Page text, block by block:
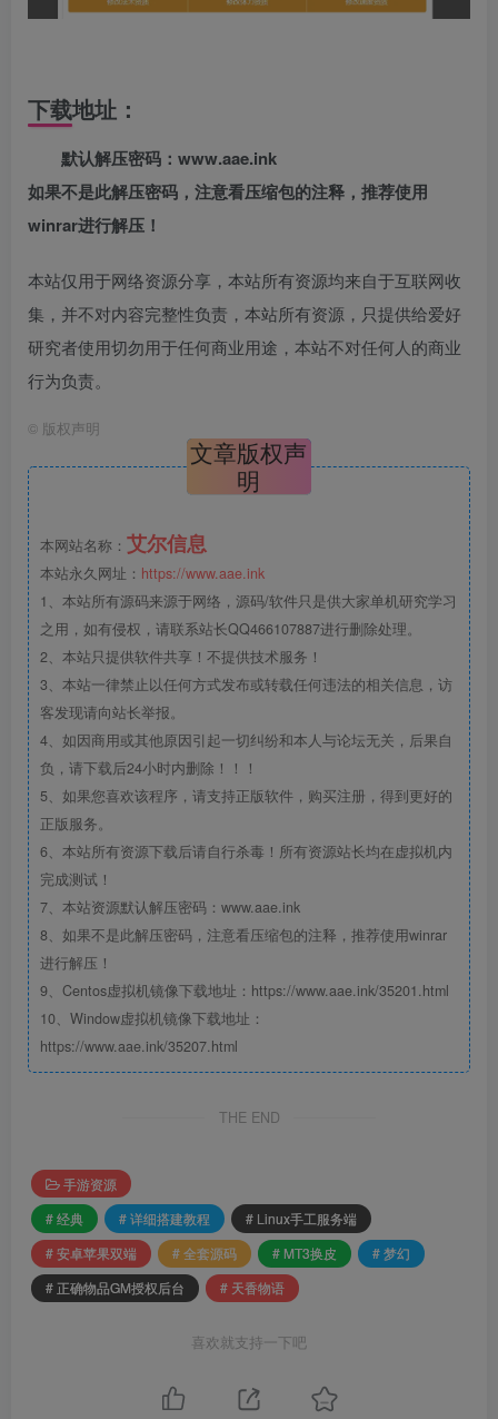
下载地址：
默认解压密码：www.aae.ink
如果不是此解压密码，注意看压缩包的注释，推荐使用
winrar进行解压！
本站仅用于网络资源分享，本站所有资源均来自于互联网收
集，并不对内容完整性负责，本站所有资源，只提供给爱好
研究者使用切勿用于任何商业用途，本站不对任何人的商业
行为负责。
© 版权声明
文章版权声
明
本网站名称： 艾尔信息
本站永久网址： https://www.aae.ink
1、本站所有源码来源于网络，源码/软件只是供大家单机研究学习
之用，如有侵权，请联系站长QQ466107887进行删除处理。
2、本站只提供软件共享！不提供技术服务！
3、本站一律禁止以任何方式发布或转载任何违法的相关信息，访
客发现请向站长举报。
4、如因商用或其他原因引起一切纠纷和本人与论坛无关，后果自
负，请下载后24小时内删除！！！
5、如果您喜欢该程序，请支持正版软件，购买注册，得到更好的
正版服务。
6、本站所有资源下载后请自行杀毒！所有资源站长均在虚拟机内
完成测试！
7、本站资源默认解压密码：www.aae.ink
8、如果不是此解压密码，注意看压缩包的注释，推荐使用winrar
进行解压！
9、Centos虚拟机镜像下载地址：https://www.aae.ink/35201.html
10、Window虚拟机镜像下载地址：
https://www.aae.ink/35207.html
THE END
手游资源
# 经典
# 详细搭建教程
# Linux手工服务端
# 安卓苹果双端
# 全套源码 # MT3换皮
# 梦幻
# 正确物品GM授权后台
# 天香物语
喜欢就支持一下吧